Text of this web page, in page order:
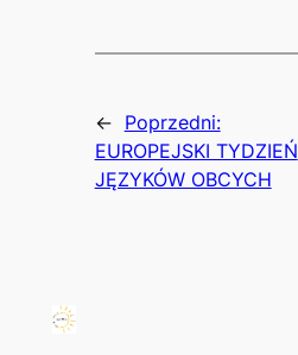
← Poprzedni:
EUROPEJSKI TYDZIEŃ
JĘZYKÓW OBCYCH